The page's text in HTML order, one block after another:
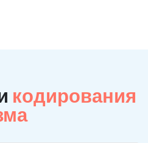
кодирования